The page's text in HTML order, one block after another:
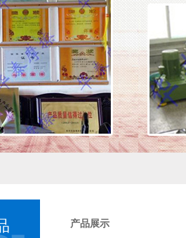
产品展示